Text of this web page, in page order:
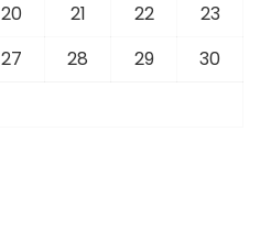
20 21 22
23
27 28 29
30